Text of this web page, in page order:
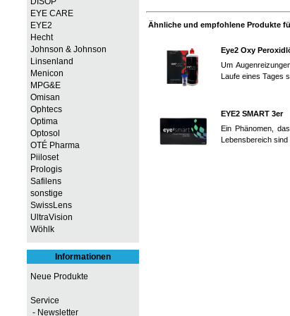
EYE CARE
EYE2
Hecht
Johnson & Johnson
Linsenland
Menicon
MPG&E
Omisan
Ophtecs
Optima
Optosol
OTÉ Pharma
Piiloset
Prologis
Safilens
sonstige
SwissLens
UltraVision
Wöhlk
Informationen
Neue Produkte
Service
- Newsletter
Ähnliche und empfohlene Produkte
Eye2 Oxy
Um
Laufe eines Tages
EYE2 SMART 3er
Ein Phänomen,
Lebensbereich sind